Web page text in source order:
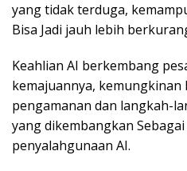
yang tidak terduga,
Bisa Jadi jauh lebih
Keahlian AI berkembang
kemajuannya, kemungkinan
pengamanan dan langkah-
yang dikembangkan
penyalahgunaan AI.